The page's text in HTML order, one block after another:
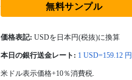
無料サンプル
価格表記: USDを日本円(税抜)に換算
本日の銀行送金レート: 1 USD=159.12 円
米ドル表示価格+10％消費税.